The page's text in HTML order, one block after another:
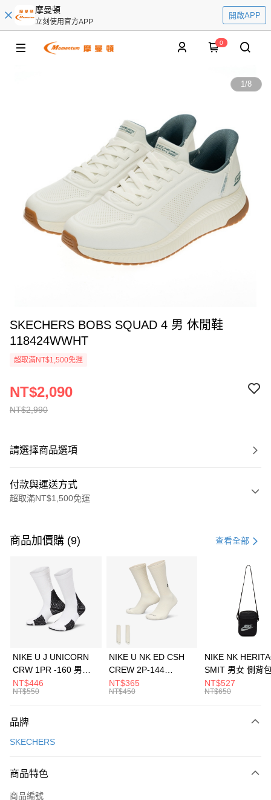
摩曼頓
立刻使用官方APP
開啟APP
0
1/8
SKECHERS BOBS SQUAD 4 男 休閒鞋
118424WWHT
超取滿NT$1,500免運
NT$2,990
NT$2,090
請選擇商品選項
付款與運送方式
超取滿NT$1,500免運
信用卡一次付款
3 期 0 利率 每期 21家銀行
合作金庫商業銀行
第一商業銀行
華南商業銀行
彰化商業銀行
上海商業儲蓄銀行
元大商業銀行
台灣樂天信用卡公司
Apple Pay
全盈+PAY
AFTEE先享後付
【關於「AFTEE先享後付」】
便利好安心！
３．安心：先確認商品／服務後，再付款。
【「AFTEE先享後付」結帳流程】
運送方式
每筆NT$100，滿NT$1,500(含以上)免運費
宅配
商品加價購 (9) 查看全部
NIKE U J UNICORN
CRW 1PR -160 男女
中統襪 FZ3393100
NT$446
NT$550
NIKE U NK ED CSH
CREW 2P-144
EMBRDY 男女 短統襪
FZ3073133
NT$365
NT$450
NIKE NK
SMIT 男女 側背
BA5871010
NT$527
NT$650
品牌
SKECHERS
商品特色
商品編號